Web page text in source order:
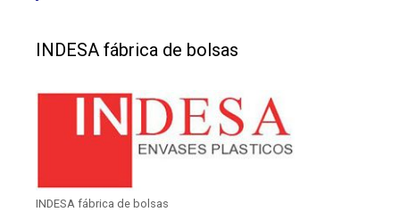
INDESA fábrica de bolsas
INDESA fábrica de bolsas